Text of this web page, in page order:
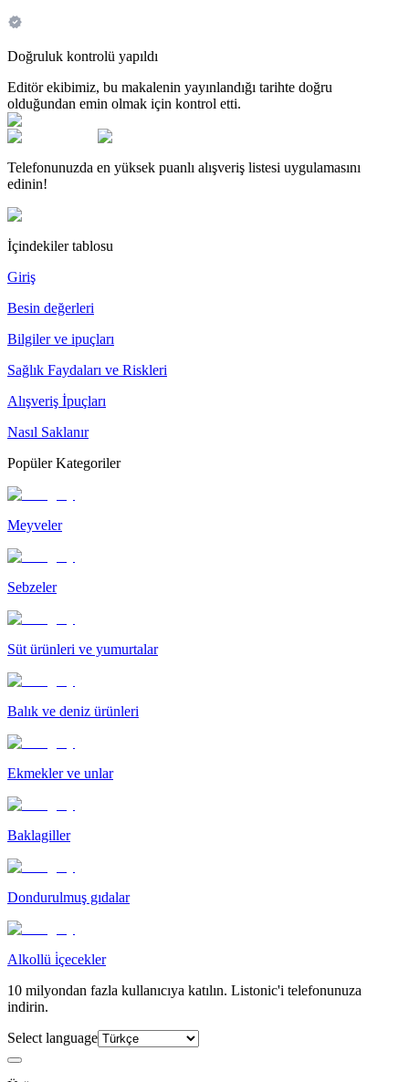
Doğruluk kontrolü yapıldı
Editör ekibimiz, bu makalenin yayınlandığı tarihte doğru
olduğundan emin olmak için kontrol etti.
Telefonunuzda en yüksek puanlı alışveriş listesi uygulamasını
edinin!
İçindekiler tablosu
Giriş
Besin değerleri
Bilgiler ve ipuçları
Sağlık Faydaları ve Riskleri
Alışveriş İpuçları
Nasıl Saklanır
Popüler Kategoriler
Meyveler
Sebzeler
Süt ürünleri ve yumurtalar
Balık ve deniz ürünleri
Ekmekler ve unlar
Baklagiller
Dondurulmuş gıdalar
Alkollü i̇çecekler
10 milyondan fazla kullanıcıya katılın. Listonic'i telefonunuza
indirin.
Select language